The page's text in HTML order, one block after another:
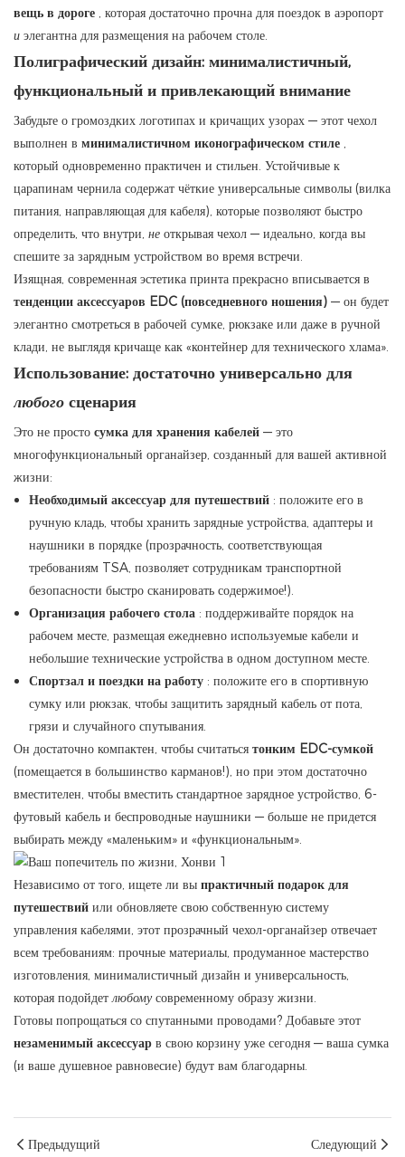
вещь в дороге , которая достаточно прочна для поездок в аэропорт
и элегантна для размещения на рабочем столе.
Полиграфический дизайн: минималистичный,
функциональный и привлекающий внимание
Забудьте о громоздких логотипах и кричащих узорах — этот чехол
выполнен в минималистичном иконографическом стиле ,
который одновременно практичен и стильен. Устойчивые к
царапинам чернила содержат чёткие универсальные символы (вилка
питания, направляющая для кабеля), которые позволяют быстро
определить, что внутри, не открывая чехол — идеально, когда вы
спешите за зарядным устройством во время встречи.
Изящная, современная эстетика принта прекрасно вписывается в
тенденции аксессуаров EDC (повседневного ношения) — он будет
элегантно смотреться в рабочей сумке, рюкзаке или даже в ручной
клади, не выглядя кричаще как «контейнер для технического хлама».
Использование: достаточно универсально для
любого сценария
Это не просто сумка для хранения кабелей — это
многофункциональный органайзер, созданный для вашей активной
жизни:
Необходимый аксессуар для путешествий: положите его в
ручную кладь, чтобы хранить зарядные устройства, адаптеры и
наушники в порядке (прозрачность, соответствующая
требованиям TSA, позволяет сотрудникам транспортной
безопасности быстро сканировать содержимое!).
Организация рабочего стола: поддерживайте порядок на
рабочем месте, размещая ежедневно используемые кабели и
небольшие технические устройства в одном доступном месте.
Спортзал и поездки на работу: положите его в спортивную
сумку или рюкзак, чтобы защитить зарядный кабель от пота,
грязи и случайного спутывания.
Он достаточно компактен, чтобы считаться тонким EDC-сумкой
(помещается в большинство карманов!), но при этом достаточно
вместителен, чтобы вместить стандартное зарядное устройство, 6-
футовый кабель и беспроводные наушники — больше не придется
выбирать между «маленьким» и «функциональным».
Независимо от того, ищете ли вы практичный подарок для
путешествий или обновляете свою собственную систему
управления кабелями, этот прозрачный чехол-органайзер отвечает
всем требованиям: прочные материалы, продуманное мастерство
изготовления, минималистичный дизайн и универсальность,
которая подойдетлюбомусовременному образу жизни.
Готовы попрощаться со спутанными проводами? Добавьте этот
незаменимый аксессуар в свою корзину уже сегодня — ваша сумка
(и ваше душевное равновесие) будут вам благодарны.
Предыдущий Следующий